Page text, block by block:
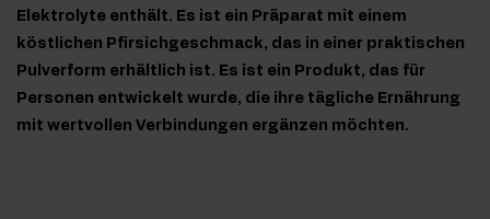
Elektrolyte enthält. Es ist ein Präparat mit einem
köstlichen Pfirsichgeschmack, das in einer praktischen
Pulverform erhältlich ist. Es ist ein Produkt, das für
Personen entwickelt wurde, die ihre tägliche Ernährung
mit wertvollen Verbindungen ergänzen möchten.